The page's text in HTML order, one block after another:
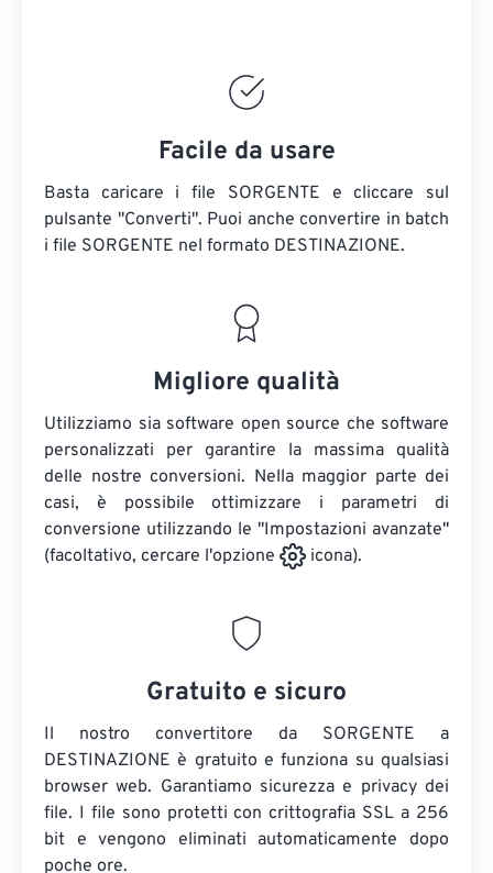
Facile da usare
Basta caricare i file SORGENTE e cliccare sul
pulsante "Converti". Puoi anche convertire in batch
i file SORGENTE nel formato DESTINAZIONE.
Migliore qualità
Utilizziamo sia software open source che software
personalizzati per garantire la massima qualità
delle nostre conversioni. Nella maggior parte dei
casi, è possibile ottimizzare i parametri di
conversione utilizzando le "Impostazioni avanzate"
(facoltativo, cercare l'opzione
icona).
Gratuito e sicuro
Il nostro convertitore da SORGENTE a
DESTINAZIONE è gratuito e funziona su qualsiasi
browser web. Garantiamo sicurezza e privacy dei
file. I file sono protetti con crittografia SSL a 256
bit e vengono eliminati automaticamente dopo
poche ore.